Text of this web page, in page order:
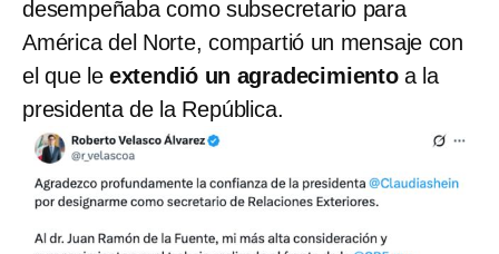
desempeñaba como subsecretario para
América del Norte, compartió un mensaje con
el que le extendió un agradecimientoa la
presidenta de la República.